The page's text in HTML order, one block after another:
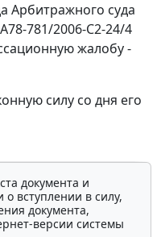
Арбитражного суда
781/2006-С2-24/4
жалобу -
силу со дня его
документа и
вступлении в силу,
документа,
версии системы